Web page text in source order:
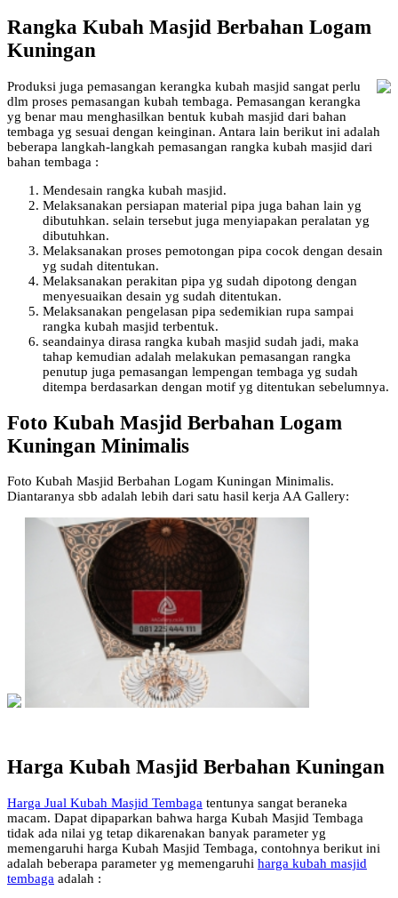
Rangka Kubah Masjid Berbahan Logam
Kuningan
Produksi juga pemasangan kerangka kubah masjid sangat perlu
dlm proses pemasangan kubah tembaga. Pemasangan kerangka
yg benar mau menghasilkan bentuk kubah masjid dari bahan
tembaga yg sesuai dengan keinginan. Antara lain berikut ini adalah
beberapa langkah-langkah pemasangan rangka kubah masjid dari
bahan tembaga :
Mendesain rangka kubah masjid.
Melaksanakan persiapan material pipa juga bahan lain yg
dibutuhkan. selain tersebut juga menyiapakan peralatan yg
dibutuhkan.
Melaksanakan proses pemotongan pipa cocok dengan desain
yg sudah ditentukan.
Melaksanakan perakitan pipa yg sudah dipotong dengan
menyesuaikan desain yg sudah ditentukan.
Melaksanakan pengelasan pipa sedemikian rupa sampai
rangka kubah masjid terbentuk.
seandainya dirasa rangka kubah masjid sudah jadi, maka
tahap kemudian adalah melakukan pemasangan rangka
penutup juga pemasangan lempengan tembaga yg sudah
ditempa berdasarkan dengan motif yg ditentukan sebelumnya.
Foto Kubah Masjid Berbahan Logam
Kuningan Minimalis
Foto Kubah Masjid Berbahan Logam Kuningan Minimalis.
Diantaranya sbb adalah lebih dari satu hasil kerja AA Gallery:
Harga Kubah Masjid Berbahan Kuningan
Harga Jual Kubah Masjid Tembaga tentunya sangat beraneka
macam. Dapat dipaparkan bahwa harga Kubah Masjid Tembaga
tidak ada nilai yg tetap dikarenakan banyak parameter yg
memengaruhi harga Kubah Masjid Tembaga, contohnya berikut ini
adalah beberapa parameter yg memengaruhi harga kubah masjid
tembaga adalah :